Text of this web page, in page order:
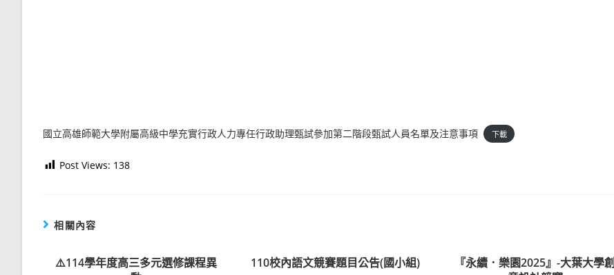
國立高雄師範大學附屬高級中學充實行政人力專任行政助理甄試參加第二階段甄試人員名單及注意事項 下載
Post Views: 138
相關內容
⚠️114學年度高三多元選修課程異
110校內語文競賽題目公告(國小組)
『永續．樂園2025』-大葉大學創